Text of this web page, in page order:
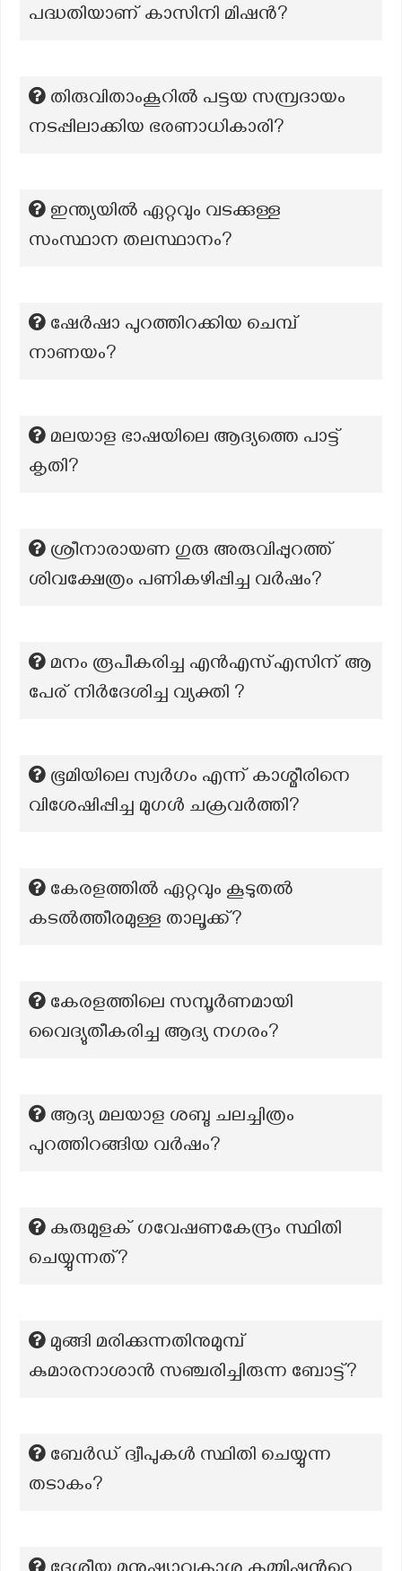
പദ്ധതിയാണ് കാസിനി മിഷൻ?
തിരുവിതാംകൂറിൽ പട്ടയ സമ്പ്രദായം
നടപ്പിലാക്കിയ ഭരണാധികാരി?
ഇന്ത്യയിൽ ഏറ്റവും വടക്കുള്ള
സംസ്ഥാന തലസ്ഥാനം?
ഷേർഷാ പുറത്തിറക്കിയ ചെമ്പ്
നാണയം?
മലയാള ഭാഷയിലെ ആദ്യത്തെ പാട്ട്
കൃതി?
ശ്രീനാരായണ ഗുരു അരുവിപ്പുറത്ത്
ശിവക്ഷേത്രം പണികഴിപ്പിച്ച വർഷം?
മനം രൂപീകരിച്ച എൻഎസ്എസിന് ആ
പേര് നിർദേശിച്ച വ്യക്തി ?
ഭൂമിയിലെ സ്വർഗം എന്ന് കാശ്മീരിനെ
വിശേഷിപ്പിച്ച മുഗൾ ചക്രവർത്തി?
കേരളത്തില്‍ ഏറ്റവും കൂടുതല്‍
കടല്‍ത്തീരമുള്ള താലൂക്ക്?
കേരളത്തിലെ സമ്പൂർണമായി
വൈദ്യുതീകരിച്ച ആദ്യ നഗരം?
ആദ്യ മലയാള ശബ്ദ ചലച്ചിത്രം
പുറത്തിറങ്ങിയ വർഷം?
കുരുമുളക് ഗവേഷണകേന്ദ്രം സ്ഥിതി
ചെയ്യുന്നത്?
മുങ്ങി മരിക്കുന്നതിനുമുമ്പ്
കുമാരനാശാൻ സഞ്ചരിച്ചിരുന്ന ബോട്ട്‌?
ബേർഡ് ദ്വീപുകൾ സ്ഥിതി ചെയ്യുന്ന
തടാകം?